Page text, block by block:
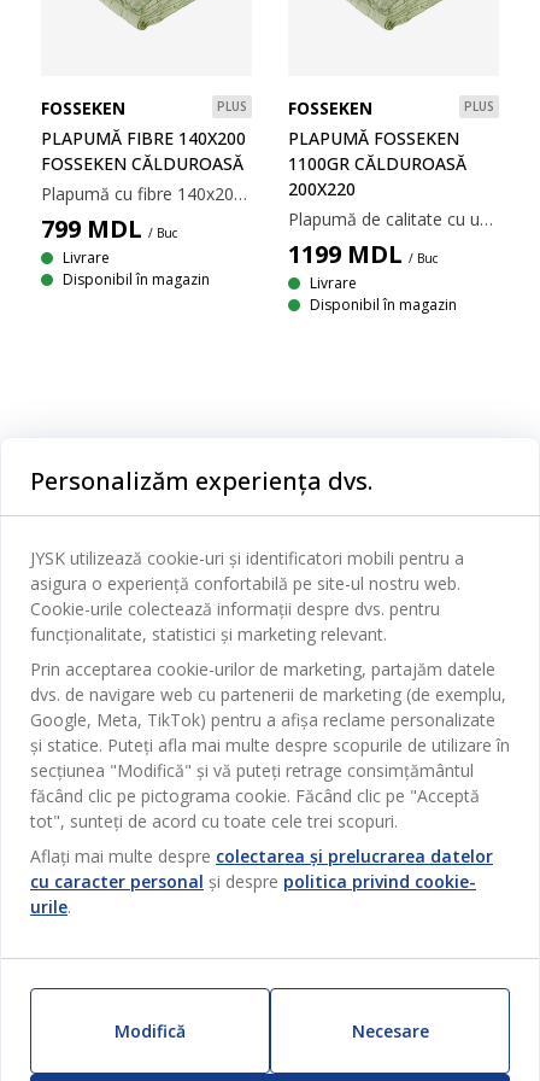
FOSSEKEN PLUS
PLAPUMĂ FIBRE 140X200
FOSSEKEN CĂLDUROASĂ
Plapumă cu fibre 140x200 cm. Umplutură din 50% viscoză făcută din bambus/50% fibră goală de poliester siliconizat, 700 g. Țesătură din 100% microfibră de poliester. Temperatură spălare: 40°.
799 MDL / Buc
Livrare
Disponibil în magazin
FOSSEKEN PLUS
PLAPUMĂ FOSSEKEN
1100GR CĂLDUROASĂ
200X220
Plapumă de calitate cu umplutură moale din 50% vâscoză din bambus/50% fibră goală de poliester siliconizat, 1100 g. Țesătură din 100% microfibră de poliester. Temperatură spălare: 40°. 200x220cm cm
1199 MDL / Buc
Livrare
Disponibil în magazin
Baie
Birou
Sufragerie
Bucătărie
Depozitare
Perdele
Grădină
Pentru casă
Outlet
Produse noi
ZILNIC PREȚ MIC
Contact Relații Clienți
Magazine și program
Broșură
Termeni si conditii vânzări online
Garantia prețului
Garanția Produselor
Politica de confidentialitate
Card cadou
Livrare
Reclamații
JYSK
Despre JYSK
JYSK.com
Presă
Locuri de muncă
Inspirație
SEDIU CENTRAL
TAROL-DD S.R.L. str. Jubiliara, 41A mun. Chișinău, Republica
Moldova
JYSK BUSINESS TO BUSINESS
Vânzări și relații clienți persoane juridice
Telefon: 060 531 531
E-mail: jysk@jysk.md
JYSK RELAȚII CLIENȚI
Contact Relații Clienți
Telefon: 022 022 030
E-mail: support@jysk.md
Urmărește Jysk
Personalizăm experiența dvs.
JYSK utilizează cookie-uri și identificatori mobili pentru a
asigura o experiență confortabilă pe site-ul nostru web.
Cookie-urile colectează informații despre dvs. pentru
funcționalitate, statistici și marketing relevant.
Prin acceptarea cookie-urilor de marketing, partajăm datele
dvs. de navigare web cu partenerii de marketing (de exemplu,
Google, Meta, TikTok) pentru a afișa reclame personalizate
și statice. Puteți afla mai multe despre scopurile de utilizare în
secțiunea "Modifică" și vă puteți retrage consimțământul
făcând clic pe pictograma cookie. Făcând clic pe "Acceptă
tot", sunteți de acord cu toate cele trei scopuri.
Aflați mai multe despre colectarea și prelucrarea datelor
cu caracter personal și despre politica privind cookie-
urile.
Modifică Necesare